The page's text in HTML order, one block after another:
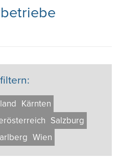
Kärnten
Salzburg
Wien